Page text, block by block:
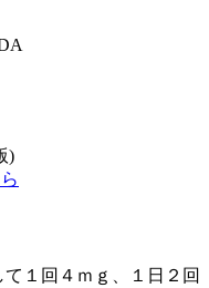
)
１回４ｍｇ、１日２回